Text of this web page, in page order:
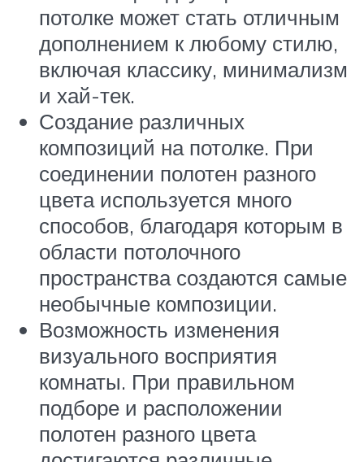
потолке может стать отличным
дополнением к любому стилю,
включая классику, минимализм
и хай-тек.
Создание различных
композиций на потолке. При
соединении полотен разного
цвета используется много
способов, благодаря которым в
области потолочного
пространства создаются самые
необычные композиции.
Возможность изменения
визуального восприятия
комнаты. При правильном
подборе и расположении
полотен разного цвета